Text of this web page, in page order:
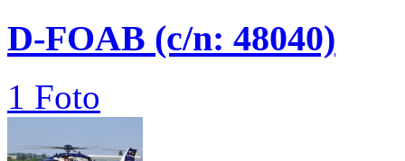
D-FOAB (c/n: 48040)
1 Foto